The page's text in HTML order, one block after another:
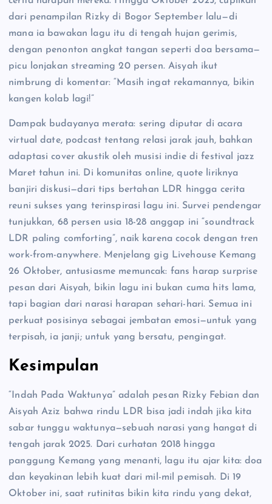
dari penampilan Rizky di Bogor September lalu—di
mana ia bawakan lagu itu di tengah hujan gerimis,
dengan penonton angkat tangan seperti doa bersama—
picu lonjakan streaming 20 persen. Aisyah ikut
nimbrung di komentar: “Masih ingat rekamannya, bikin
kangen kolab lagi!”
Dampak budayanya merata: sering diputar di acara
virtual date, podcast tentang relasi jarak jauh, bahkan
adaptasi cover akustik oleh musisi indie di festival jazz
Maret tahun ini. Di komunitas online, quote liriknya
banjiri diskusi—dari tips bertahan LDR hingga cerita
reuni sukses yang terinspirasi lagu ini. Survei pendengar
tunjukkan, 68 persen usia 18-28 anggap ini “soundtrack
LDR paling comforting”, naik karena cocok dengan tren
work-from-anywhere. Menjelang gig Livehouse Kemang
26 Oktober, antusiasme memuncak: fans harap surprise
pesan dari Aisyah, bikin lagu ini bukan cuma hits lama,
tapi bagian dari narasi harapan sehari-hari. Semua ini
perkuat posisinya sebagai jembatan emosi—untuk yang
terpisah, ia janji; untuk yang bersatu, pengingat.
Kesimpulan
“Indah Pada Waktunya” adalah pesan Rizky Febian dan
Aisyah Aziz bahwa rindu LDR bisa jadi indah jika kita
sabar tunggu waktunya—sebuah narasi yang hangat di
tengah jarak 2025. Dari curhatan 2018 hingga
panggung Kemang yang menanti, lagu itu ajar kita: doa
dan keyakinan lebih kuat dari mil-mil pemisah. Di 19
Oktober ini, saat rutinitas bikin kita rindu yang dekat,